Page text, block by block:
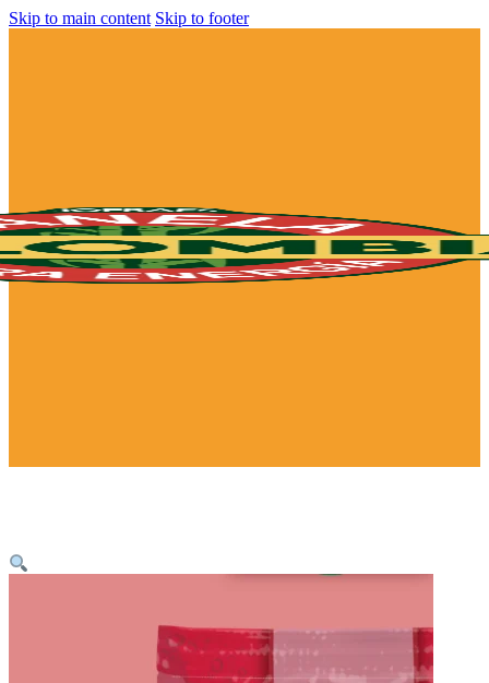
Skip to main content Skip to footer